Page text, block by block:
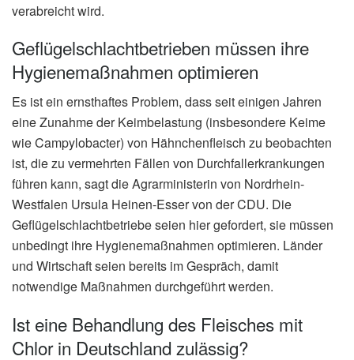
verabreicht wird.
Geflügelschlachtbetrieben müssen ihre
Hygienemaßnahmen optimieren
Es ist ein ernsthaftes Problem, dass seit einigen Jahren
eine Zunahme der Keimbelastung (insbesondere Keime
wie Campylobacter) von Hähnchenfleisch zu beobachten
ist, die zu vermehrten Fällen von Durchfallerkrankungen
führen kann, sagt die Agrarministerin von Nordrhein-
Westfalen Ursula Heinen-Esser von der CDU. Die
Geflügelschlachtbetriebe seien hier gefordert, sie müssen
unbedingt ihre Hygienemaßnahmen optimieren. Länder
und Wirtschaft seien bereits im Gespräch, damit
notwendige Maßnahmen durchgeführt werden.
Ist eine Behandlung des Fleisches mit
Chlor in Deutschland zulässig?